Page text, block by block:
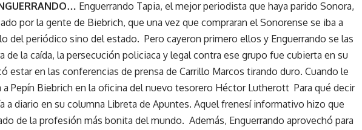
Enguerrando Tapia, el mejor periodista que haya parido Sonora,
por la gente de Biebrich, que una vez que compraran el Sonorense se iba a
del periódico sino del estado. Pero cayeron primero ellos y Enguerrando se las
de la caída, la persecución policiaca y legal contra ese grupo fue cubierta en su
estar en las conferencias de prensa de Carrillo Marcos tirando duro. Cuando le
a Pepín Biebrich en la oficina del nuevo tesorero Héctor Lutherott Para qué decir
a diario en su columna Libreta de Apuntes. Aquel frenesí informativo hizo que
de la profesión más bonita del mundo. Además, Enguerrando aprovechó para